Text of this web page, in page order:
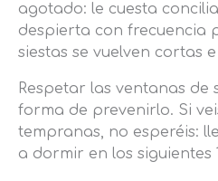
agotado: le cuesta
despierta con frecuencia
siestas se vuelven cortas
Respetar las ventanas de
forma de prevenirlo. Si
tempranas, no esperéis:
a dormir en los siguientes